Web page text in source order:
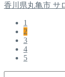
香川県丸亀市 サ
1
2
3
4
5